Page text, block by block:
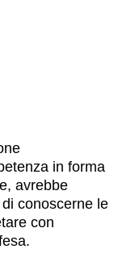
in forma
avrebbe
conoscerne le
con